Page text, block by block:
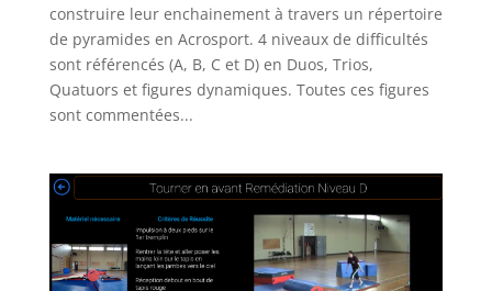
construire leur enchainement à travers un répertoire
de pyramides en Acrosport. 4 niveaux de difficultés
sont référencés (A, B, C et D) en Duos, Trios,
Quatuors et figures dynamiques. Toutes ces figures
sont commentées...